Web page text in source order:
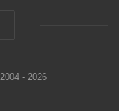
- 2026